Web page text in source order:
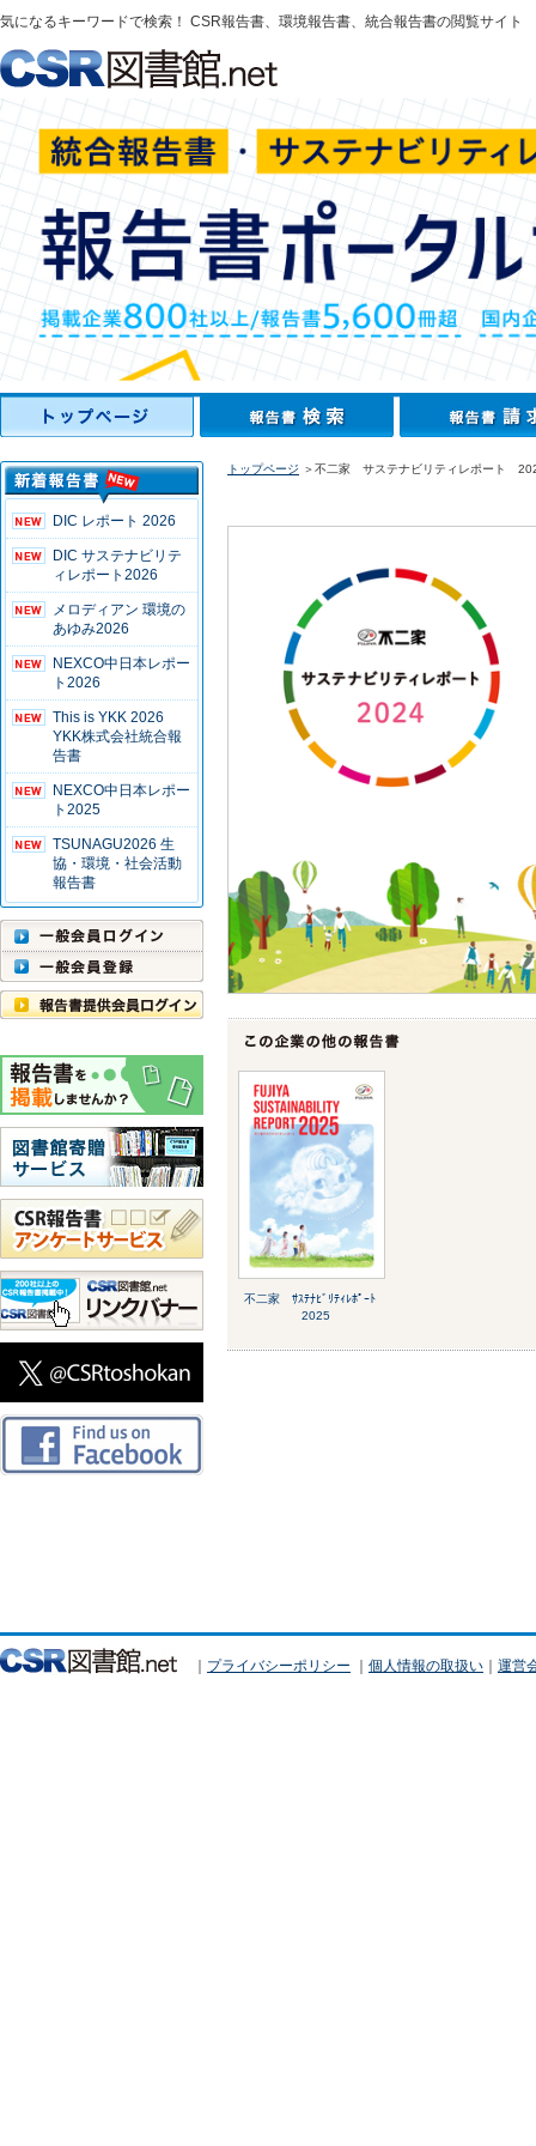
気になるキーワードで検索！ CSR報告書、環境報告書、統合報告書の閲覧サイト
DIC レポート 2026
DIC サステナビリテ
ィレポート2026
メロディアン 環境の
あゆみ2026
NEXCO中日本レポー
ト2026
This is YKK 2026
YKK株式会社統合報
告書
NEXCO中日本レポー
ト2025
TSUNAGU2026 生
協・環境・社会活動
報告書
トップページ ＞不二家 サステナビリティレポート
不二家 ｻｽﾃﾅﾋﾞﾘﾃｨﾚﾎﾟｰﾄ
2025
｜ プライバシーポリシー ｜ 個人情報の取扱い ｜ 運営